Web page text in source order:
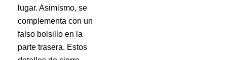
lugar. Asimismo, se
complementa con un
falso bolsillo en la
parte trasera. Estos